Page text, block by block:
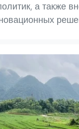
а также